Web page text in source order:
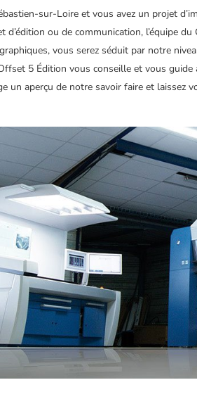
sur-Loire et vous avez un projet
d’édition ou de communication, l’équipe
vous serez séduit par notre
5 Édition vous conseille et vous
un aperçu de notre savoir faire et laissez